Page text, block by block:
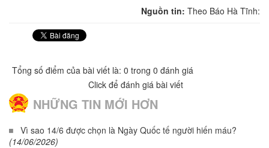
Nguồn tin: Theo Báo Hà Tĩnh:
Tổng số điểm của bài viết là: 0 trong 0 đánh giá
Click để đánh giá bài viết
NHỮNG TIN MỚI HƠN
Vì sao 14/6 được chọn là Ngày Quốc tế người hiến máu?
(14/06/2026)